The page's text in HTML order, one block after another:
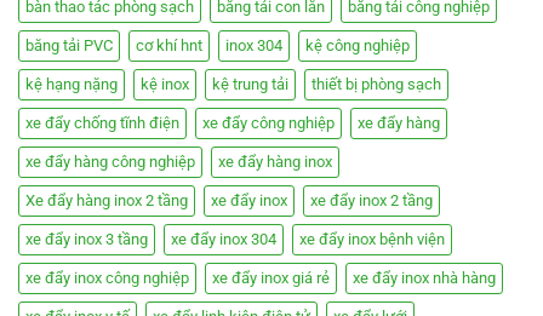
bàn thao tác phòng sạch băng tải con lăn băng tải công nghiệp
băng tải PVC cơ khí hnt inox 304 kệ công nghiệp
kệ hạng nặng kệ inox kệ trung tải thiết bị phòng sạch
xe đẩy chống tĩnh điện xe đẩy công nghiệp xe đẩy hàng
xe đẩy hàng công nghiệp xe đẩy hàng inox
Xe đẩy hàng inox 2 tầng xe đẩy inox xe đẩy inox 2 tầng
xe đẩy inox 3 tầng xe đẩy inox 304 xe đẩy inox bệnh viện
xe đẩy inox công nghiệp xe đẩy inox giá rẻ xe đẩy inox nhà hàng